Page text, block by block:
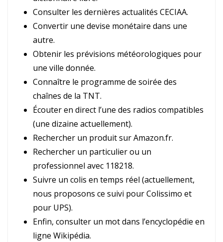
Consulter les dernières actualités CECIAA.
Convertir une devise monétaire dans une
autre.
Obtenir les prévisions météorologiques pour
une ville donnée.
Connaître le programme de soirée des
chaînes de la TNT.
Écouter en direct l’une des radios compatibles
(une dizaine actuellement).
Rechercher un produit sur Amazon.fr.
Rechercher un particulier ou un
professionnel avec 118218.
Suivre un colis en temps réel (actuellement,
nous proposons ce suivi pour Colissimo et
pour UPS).
Enfin, consulter un mot dans l’encyclopédie en
ligne Wikipédia.